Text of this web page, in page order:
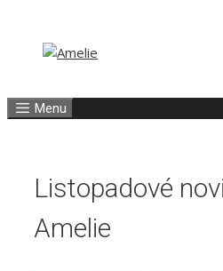
obsah
obsah
Menu
Listopadové
Amelie